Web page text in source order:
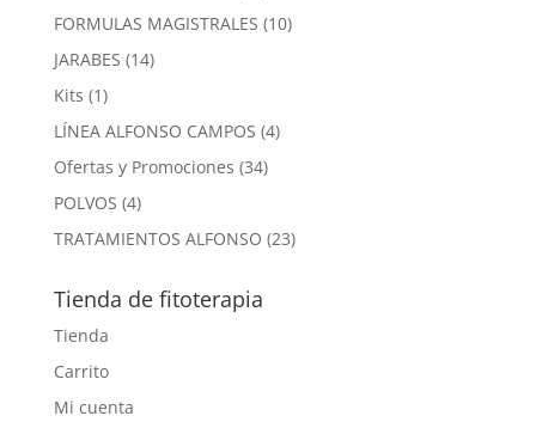
productos
FORMULAS MAGISTRALES 1010
JARABES 1414
Kits 11
producto
LÍNEA ALFONSO CAMPOS 44
Ofertas y Promociones 3434
POLVOS 44
productos
TRATAMIENTOS ALFONSO 2323
Tienda de fitoterapia
Tienda
Carrito
Mi cuenta